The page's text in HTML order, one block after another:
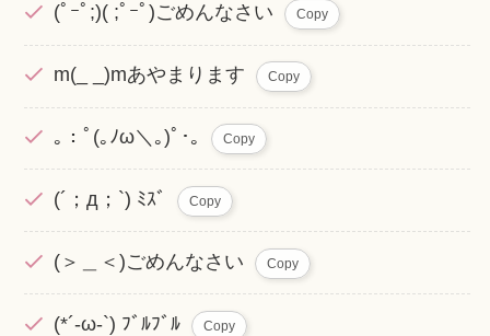
(ﾟｰﾟ;)( ;ﾟｰﾟ)ごめんなさい Copy
m(_ _)mあやまります Copy
｡：ﾟ(｡ﾉω＼｡)ﾟ･｡ Copy
(´；д；`) ﾐｽﾞ Copy
(＞＿＜)ごめんなさい Copy
(*´-ω-`) ﾌﾞﾙﾌﾞﾙ Copy